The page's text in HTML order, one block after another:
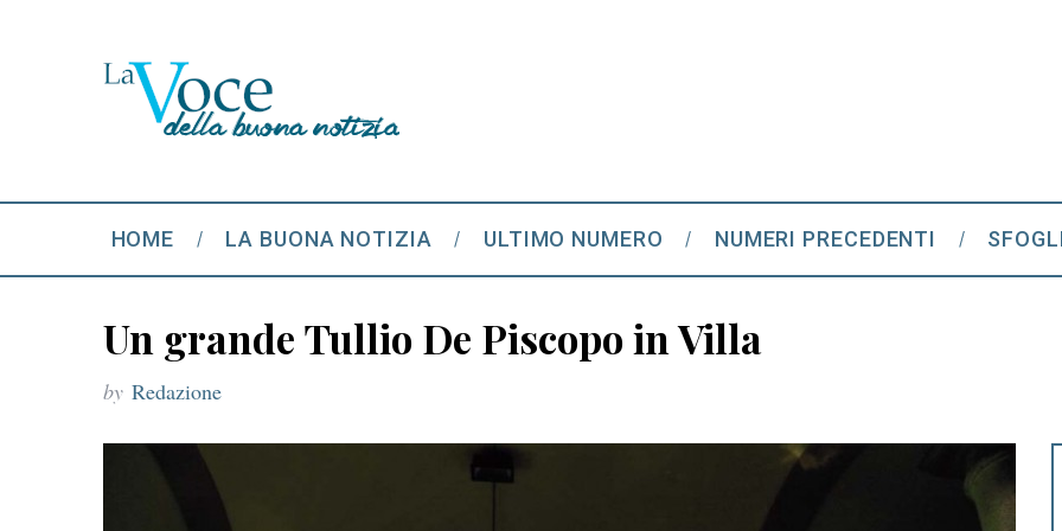
HOME LA BUONA NOTIZIA ULTIMO NUMERO NUMERI PRECEDENTI
Un grande Tullio De Piscopo in Villa
by Redazione